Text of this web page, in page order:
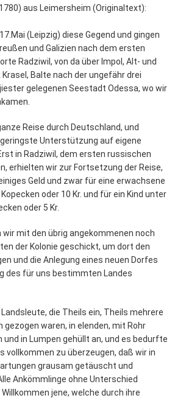
aus Leimersheim (Originaltext):
(Leipzig) diese Gegend und gingen
und Galizien nach dem ersten
Radziwil, von da über Impol, Alt- und
Balte nach der ungefähr drei
gelegenen Seestadt Odessa, wo wir
Reise durch Deutschland, und
geringste Unterstützung auf eigene
in Radziwil, dem ersten russischen
erhielten wir zur Fortsetzung der Reise,
Geld und zwar für eine erwachsene
oder 10 Kr. und für ein Kind unter
oder 5 Kr.
wir mit den übrig angekommenen noch
der Kolonie geschickt, um dort den
und die Anlegung eines neuen Dorfes
des für uns bestimmten Landes
die Theils ein, Theils mehrere
gezogen waren, in elenden, mit Rohr
in Lumpen gehüllt an, und es bedurfte
vollkommen zu überzeugen, daß wir in
grausam getäuscht und
Ankömmlinge ohne Unterschied
jene, welche durch ihre